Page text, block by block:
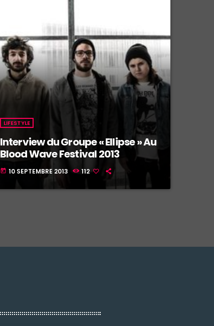
LIFESTYLE
Interview du Groupe « Ellipse » Au
Blood Wave Festival 2013
today 10 SEPTEMBRE 2013 112